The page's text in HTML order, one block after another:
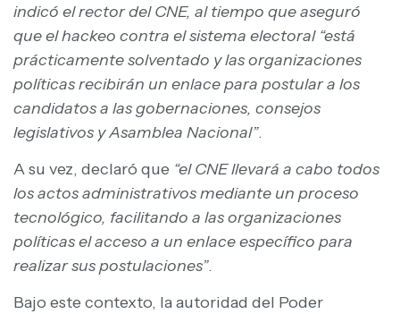
indicó el rector del CNE, al tiempo que aseguró
que el hackeo contra el sistema electoral “está
prácticamente solventado y las organizaciones
políticas recibirán un enlace para postular a los
candidatos a las gobernaciones, consejos
legislativos y Asamblea Nacional”.
A su vez, declaró que “el CNE llevará a cabo todos
los actos administrativos mediante un proceso
tecnológico, facilitando a las organizaciones
políticas el acceso a un enlace específico para
realizar sus postulaciones”.
Bajo este contexto, la autoridad del Poder